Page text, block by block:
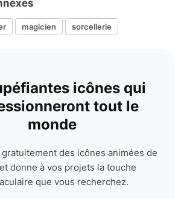
magicien sorcellerie
icônes qui
tout le
monde
des icônes animées de
donne à vos projets la touche
que vous recherchez.